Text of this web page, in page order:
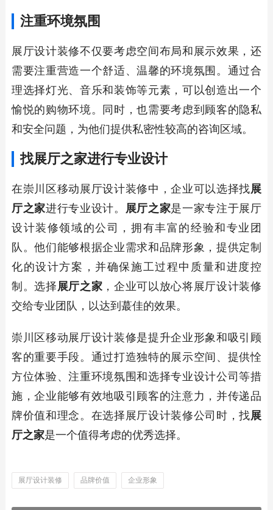
注重环境氛围
展厅设计装修不仅要考虑空间布局和展示效果，还
需要注重营造一个舒适、温馨的环境氛围。通过合
理选择灯光、音乐和装饰等元素，可以创造出一个
愉悦的购物环境。同时，也需要考虑到顾客的隐私
和安全问题，为他们提供私密性较高的咨询区域。
找展厅之家进行专业设计
在崇川区移动展厅设计装修中，企业可以选择找展
厅之家进行专业设计。 展厅之家是一家专注于展厅
设计装修领域的公司，拥有丰富的经验和专业团
队。他们能够根据企业需求和品牌形象，提供定制
化的设计方案，并确保施工过程中质量和进度控
制。选择展厅之家 ，企业可以放心将展厅设计装修
交给专业团队，以达到蕞佳的效果。
崇川区移动展厅设计装修是提升企业形象和吸引顾
客的重要手段。通过打造独特的展示空间、提供恮
方位体验、注重环境氛围和选择专业设计公司等措
施，企业能够有效地吸引顾客的注意力，并传递品
牌价值和理念。在选择展厅设计装修公司时，找展
厅之家是一个值得考虑的优秀选择。
展厅设计装修 品牌价值 企业形象